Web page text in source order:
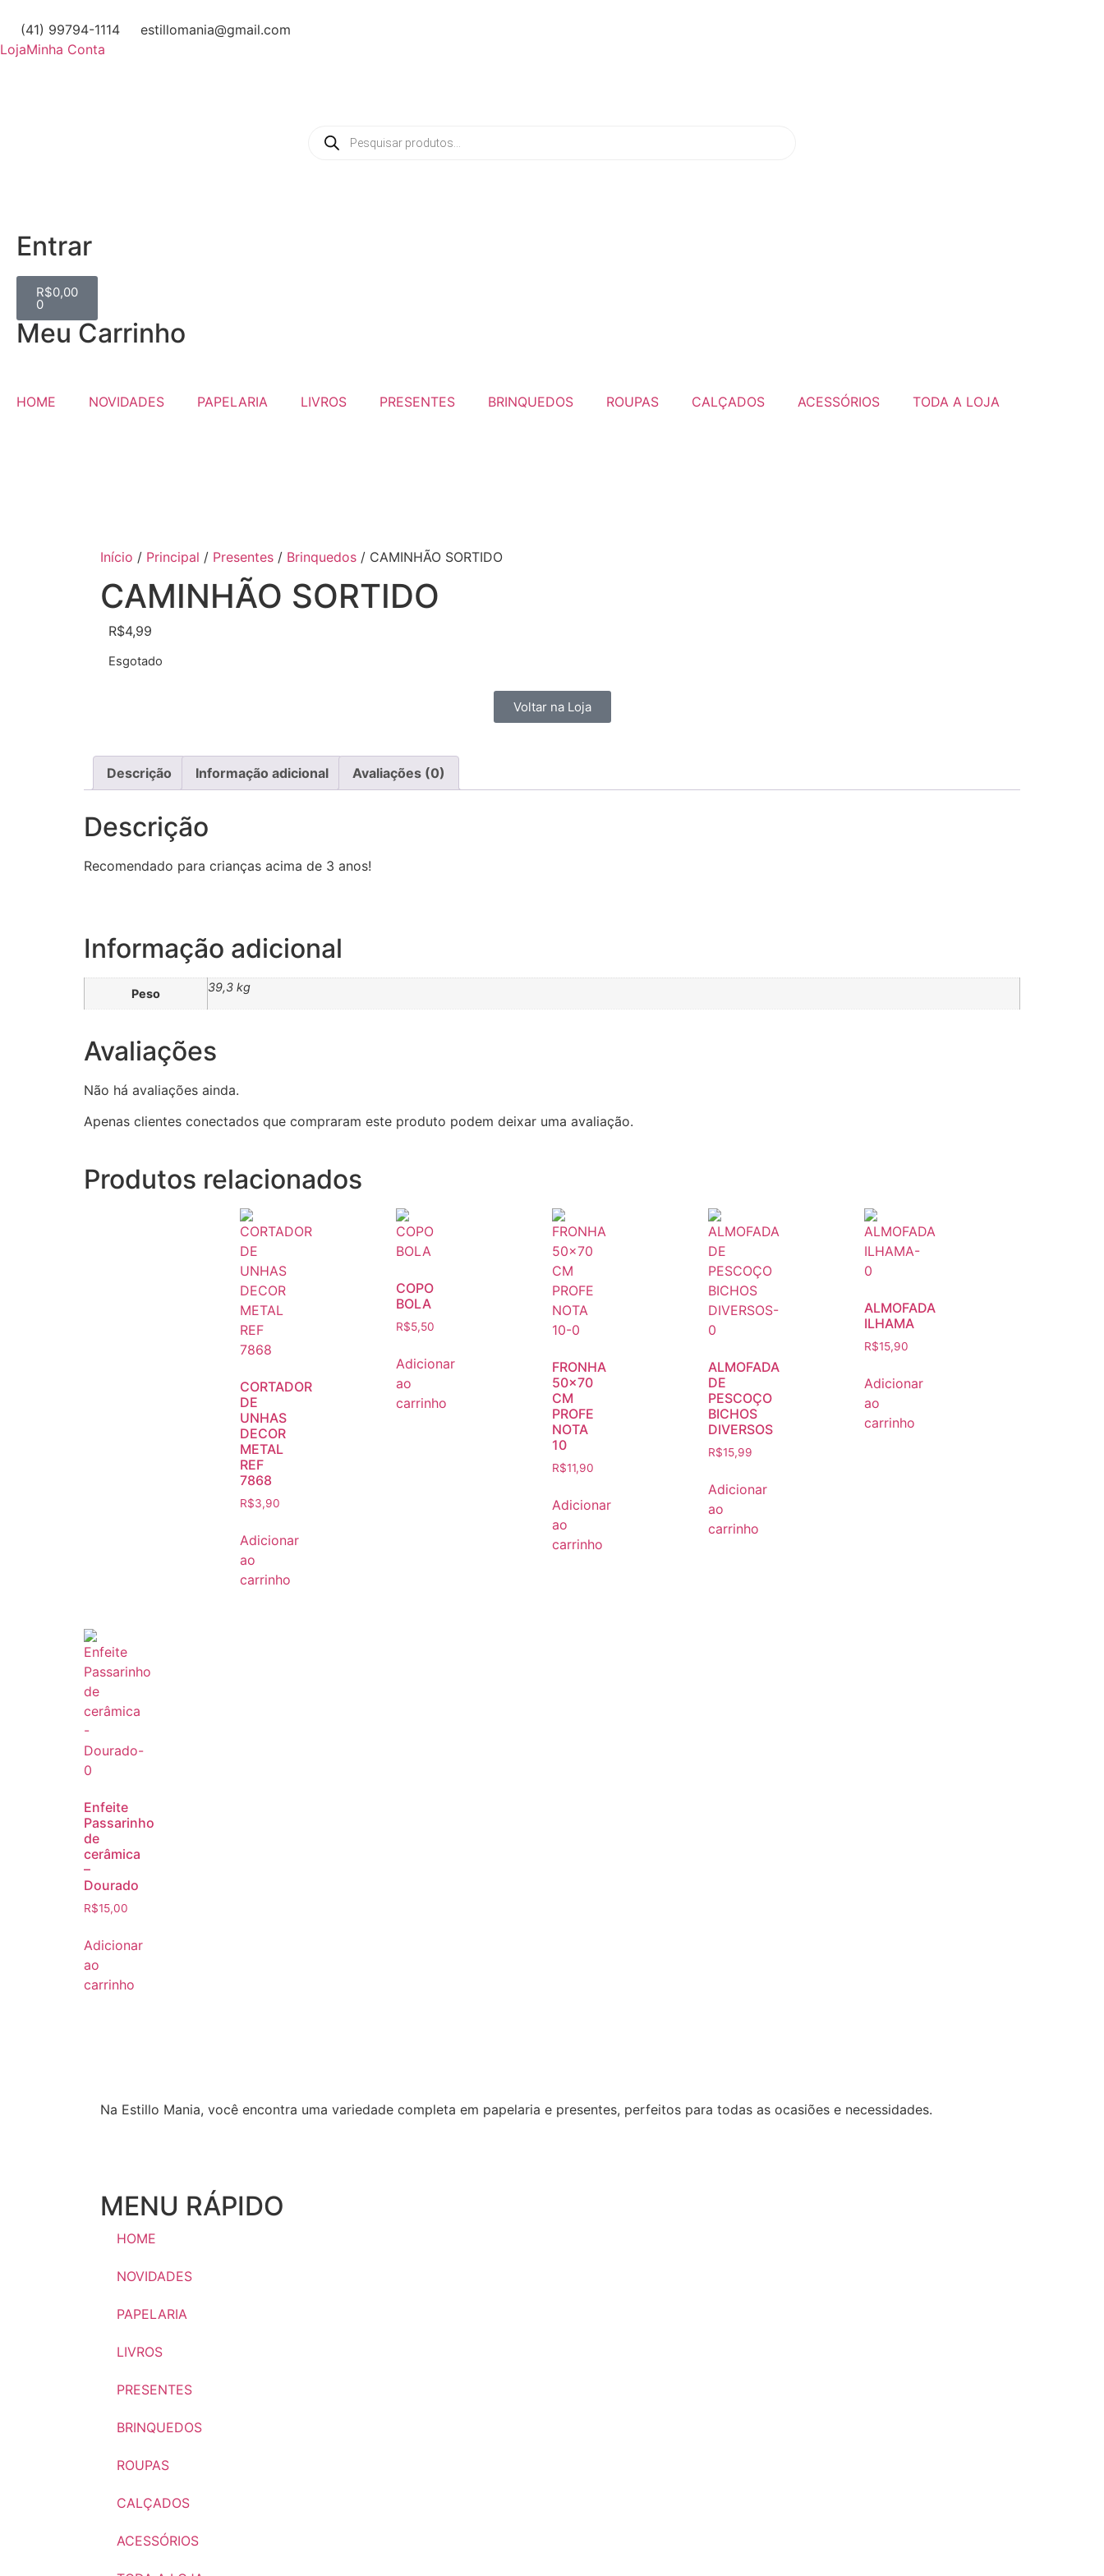
(41) 99794-1114
estillomania@gmail.com
LojaMinha Conta
Entrar
R$0,00
0
Meu Carrinho
HOME NOVIDADES PAPELARIA LIVROS PRESENTES BRINQUEDOS ROUPAS CALÇADOS ACESSÓRIOS TODA A LOJA
Início / Principal / Presentes / Brinquedos / CAMINHÃO SORTIDO
CAMINHÃO SORTIDO
R$4,99
Esgotado
Voltar na Loja
Descrição Informação adicional Avaliações (0)
Descrição
Recomendado para crianças acima de 3 anos!
Informação adicional
Peso 39,3 kg
Avaliações
Não há avaliações ainda.
Apenas clientes conectados que compraram este produto podem deixar uma avaliação.
Produtos relacionados
CORTADOR
DE
UNHAS
DECOR
METAL
REF
7868
R$3,90
Adicionar
ao
carrinho
COPO
BOLA
R$5,50
Adicionar
ao
carrinho
FRONHA
50×70
CM
PROFE
NOTA
10
R$11,90
Adicionar
ao
carrinho
ALMOFADA
DE
PESCOÇO
BICHOS
DIVERSOS
R$15,99
Adicionar
ao
carrinho
ALMOFADA
ILHAMA
R$15,90
Adicionar
ao
carrinho
Enfeite
Passarinho
de
cerâmica
–
Dourado
R$15,00
Adicionar
ao
carrinho
Na Estillo Mania, você encontra uma variedade completa em papelaria e presentes, perfeitos para todas as ocasiões e necessidades.
MENU RÁPIDO
HOME
NOVIDADES
PAPELARIA
LIVROS
PRESENTES
BRINQUEDOS
ROUPAS
CALÇADOS
ACESSÓRIOS